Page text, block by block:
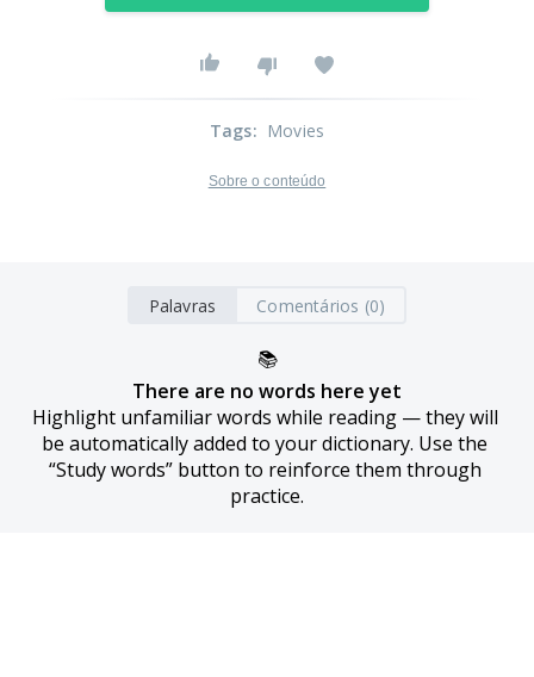
Tags: Movies
Sobre o conteúdo
Palavras Comentários (0)
📚
There are no words here yet
Highlight unfamiliar words while reading — they will
be automatically added to your dictionary. Use the
“Study words” button to reinforce them through
practice.